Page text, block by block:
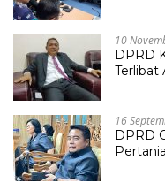
10
DPRD
Terlibat
16
DPRD